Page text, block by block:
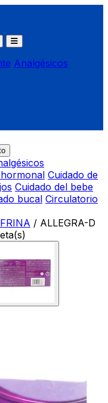
Analgésicos
Cuidado de
Cuidado del bebe
bucal Circulatorio
/ ALLEGRA-D